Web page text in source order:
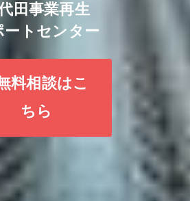
田事業再生
ートセンター
料相談はこ
ちら